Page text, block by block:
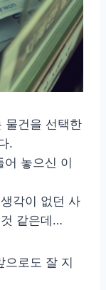
물건을 선택한
.
놓으신 이
각이 없던 사
같은데…
으로도 잘 지